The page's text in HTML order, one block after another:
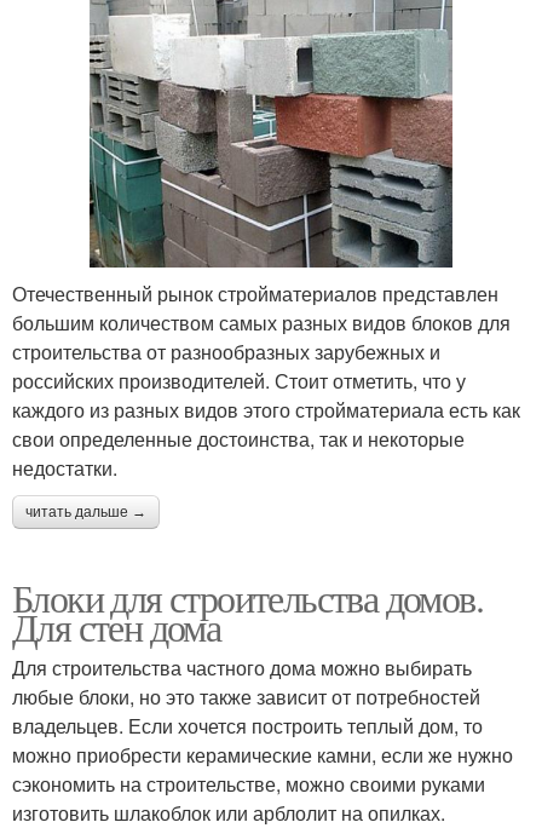
Отечественный рынок стройматериалов представлен
большим количеством самых разных видов блоков для
строительства от разнообразных зарубежных и
российских производителей. Стоит отметить, что у
каждого из разных видов этого стройматериала есть как
свои определенные достоинства, так и некоторые
недостатки.
читать дальше →
Блоки для строительства домов.
Для стен дома
Для строительства частного дома можно выбирать
любые блоки, но это также зависит от потребностей
владельцев. Если хочется построить теплый дом, то
можно приобрести керамические камни, если же нужно
сэкономить на строительстве, можно своими руками
изготовить шлакоблок или арблолит на опилках.